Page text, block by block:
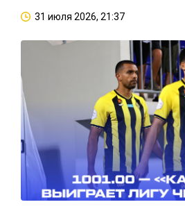
31 июля 2026, 21:37